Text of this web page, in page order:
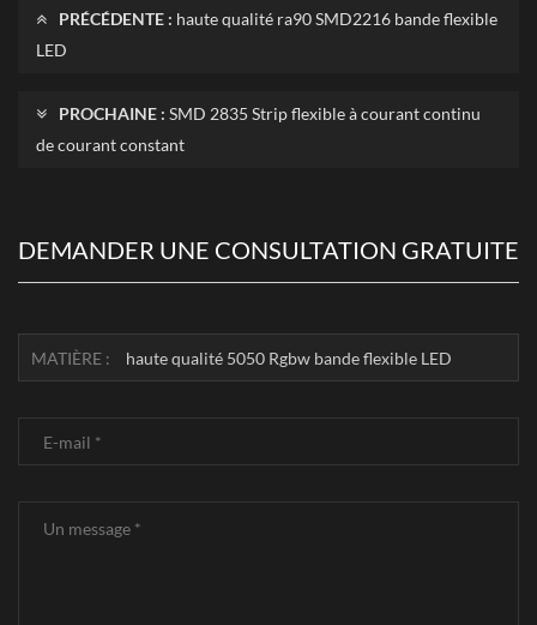
PRÉCÉDENTE : haute qualité ra90 SMD2216 bande flexible
LED
PROCHAINE : SMD 2835 Strip flexible à courant continu
de courant constant
DEMANDER UNE CONSULTATION GRATUITE
MATIÈRE : haute qualité 5050 Rgbw bande flexible LED